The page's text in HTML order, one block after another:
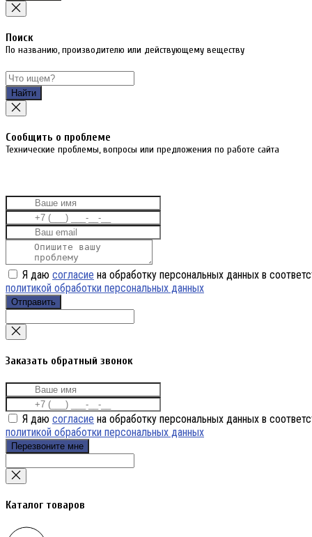
Поиск
По названию, производителю или действующему веществу
Найти
Cообщить о проблеме
Технические проблемы, вопросы или предложения по работе сайта
Я даю согласие на обработку персональных данных в
политикой обработки персональных данных
Отправить
Заказать обратный звонок
Я даю согласие на обработку персональных данных в
политикой обработки персональных данных
Перезвоните мне
Каталог товаров